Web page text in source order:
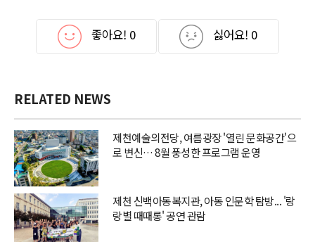
좋아요! 0 싫어요! 0
RELATED NEWS
제천예술의전당, 여름광장 '열린 문화공간'으
로 변신… 8월 풍성한 프로그램 운영
제천 신백아동복지관, 아동 인문학 탐방... '랑
랑별 때때롱' 공연 관람